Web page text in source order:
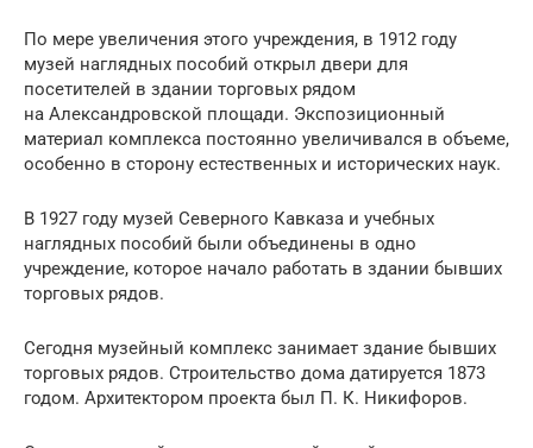
По мере увеличения этого учреждения, в 1912 году
музей наглядных пособий открыл двери для
посетителей в здании торговых рядом
на Александровской площади. Экспозиционный
материал комплекса постоянно увеличивался в объеме,
особенно в сторону естественных и исторических наук.
В 1927 году музей Северного Кавказа и учебных
наглядных пособий были объединены в одно
учреждение, которое начало работать в здании бывших
торговых рядов.
Сегодня музейный комплекс занимает здание бывших
торговых рядов. Строительство дома датируется 1873
годом. Архитектором проекта был П. К. Никифоров.